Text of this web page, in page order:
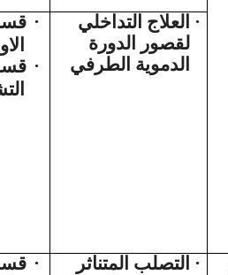
· العلاج التداخلي
لقصور الدورة
الدموية الطرفي
·
·
· التصلب المتناثر ·